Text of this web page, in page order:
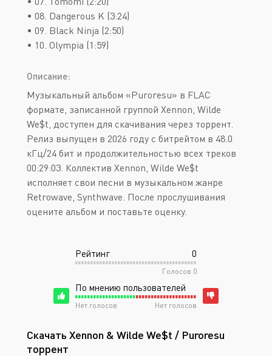
• 08. Dangerous K (3:24)
• 09. Black Ninja (2:50)
• 10. Olympia (1:59)
Описание:
Музыкальный альбом «Puroresu» в FLAC
формате, записанной группой Xennon, Wilde
We$t, доступен для скачивания через торрент.
Релиз выпущен в 2026 году с битрейтом в 48.0
кГц/24 бит и продолжительностью всех треков
00:29:03. Коллектив Xennon, Wilde We$t
исполняет свои песни в музыкальном жанре
Retrowave, Synthwave. После прослушивания
оцените альбом и поставьте оценку.
Рейтинг 0
Голосов 0
По мнению пользователей
Нет голосов Нет голосов
Скачать Xennon & Wilde We$t / Puroresu
торрент